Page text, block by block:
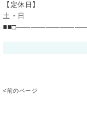
【定休日】
土・日
<前のページ